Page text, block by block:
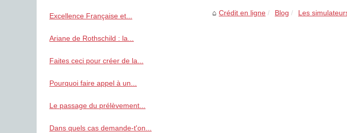
Crédit en ligne Blog Les
Excellence Française et...
Ariane de Rothschild : la...
Faites ceci pour créer de la...
Pourquoi faire appel à un...
Le passage du prélèvement...
Dans quels cas demande-t'on...